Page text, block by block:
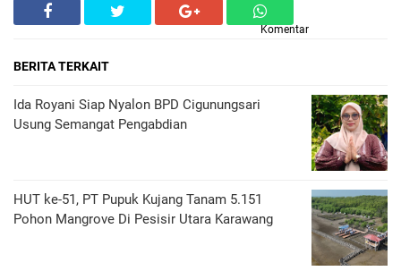
Komentar
BERITA TERKAIT
Ida Royani Siap Nyalon BPD Cigunungsari
Usung Semangat Pengabdian
HUT ke-51, PT Pupuk Kujang Tanam 5.151
Pohon Mangrove Di Pesisir Utara Karawang